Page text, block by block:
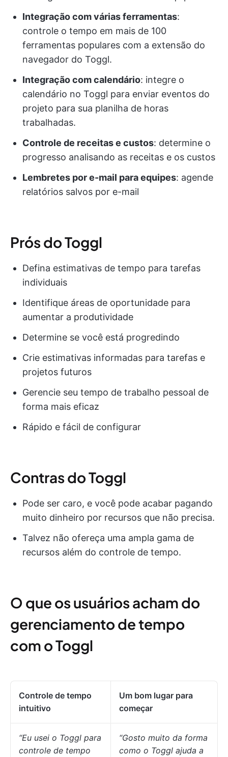
Integração com várias ferramentas:
controle o tempo em mais de 100
ferramentas populares com a extensão do
navegador do Toggl.
Integração com calendário: integre o
calendário no Toggl para enviar eventos do
projeto para sua planilha de horas
trabalhadas.
Controle de receitas e custos: determine o
progresso analisando as receitas e os custos
Lembretes por e-mail para equipes: agende
relatórios salvos por e-mail
Prós do Toggl
Defina estimativas de tempo para tarefas
individuais
Identifique áreas de oportunidade para
aumentar a produtividade
Determine se você está progredindo
Crie estimativas informadas para tarefas e
projetos futuros
Gerencie seu tempo de trabalho pessoal de
forma mais eficaz
Rápido e fácil de configurar
Contras do Toggl
Pode ser caro, e você pode acabar pagando
muito dinheiro por recursos que não precisa.
Talvez não ofereça uma ampla gama de
recursos além do controle de tempo.
O que os usuários acham do
gerenciamento de tempo
com o Toggl
Controle de tempo
intuitivo
Um bom lugar para
começar
“Eu usei o Toggl para
controle de tempo
“Gosto muito da forma
como o Toggl ajuda a